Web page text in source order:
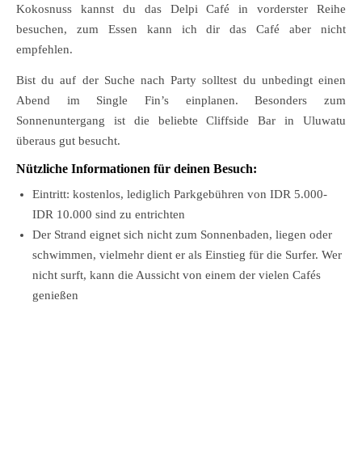
Kokosnuss kannst du das Delpi Café in vorderster Reihe
besuchen, zum Essen kann ich dir das Café aber nicht
empfehlen.
Bist du auf der Suche nach Party solltest du unbedingt einen
Abend im Single Fin’s einplanen. Besonders zum
Sonnenuntergang ist die beliebte Cliffside Bar in Uluwatu
überaus gut besucht.
Nützliche Informationen für deinen Besuch:
Eintritt: kostenlos, lediglich Parkgebühren von IDR 5.000-
IDR 10.000 sind zu entrichten
Der Strand eignet sich nicht zum Sonnenbaden, liegen oder
schwimmen, vielmehr dient er als Einstieg für die Surfer. Wer
nicht surft, kann die Aussicht von einem der vielen Cafés
genießen